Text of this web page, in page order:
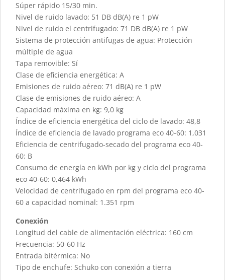
Súper rápido 15/30 min.
Nivel de ruido lavado: 51 DB dB(A) re 1 pW
Nivel de ruido el centrifugado: 71 DB dB(A) re 1 pW
Sistema de protección antifugas de agua: Protección
múltiple de agua
Tapa removible: Sí
Clase de eficiencia energética: A
Emisiones de ruido aéreo: 71 dB(A) re 1 pW
Clase de emisiones de ruido aéreo: A
Capacidad máxima en kg: 9,0 kg
Índice de eficiencia energética del ciclo de lavado: 48,8
Índice de eficiencia de lavado programa eco 40-60: 1,031
Eficiencia de centrifugado-secado del programa eco 40-
60: B
Consumo de energía en kWh por kg y ciclo del programa
eco 40-60: 0,464 kWh
Velocidad de centrifugado en rpm del programa eco 40-
60 a capacidad nominal: 1.351 rpm
Conexión
Longitud del cable de alimentación eléctrica: 160 cm
Frecuencia: 50-60 Hz
Entrada bitérmica: No
Tipo de enchufe: Schuko con conexión a tierra